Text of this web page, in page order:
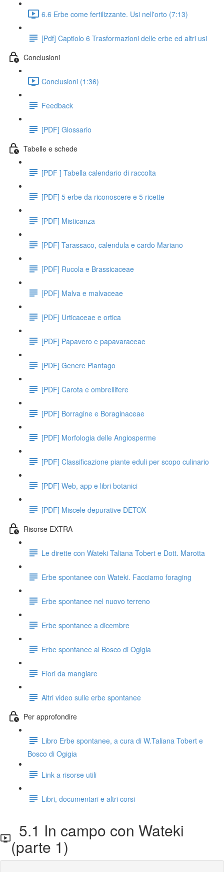
6.6 Erbe come fertilizzante. Usi nell'orto (7:13)
[Pdf] Captiolo 6 Trasformazioni delle erbe ed altri usi
Conclusioni
Conclusioni (1:36)
Feedback
[PDF] Glossario
Tabelle e schede
[PDF ] Tabella calendario di raccolta
[PDF] 5 erbe da riconoscere e 5 ricette
[PDF] Misticanza
[PDF] Tarassaco, calendula e cardo Mariano
[PDF] Rucola e Brassicaceae
[PDF] Malva e malvaceae
[PDF] Urticaceae e ortica
[PDF] Papavero e papavaraceae
[PDF] Genere Plantago
[PDF] Carota e ombrellifere
[PDF] Borragine e Boraginaceae
[PDF] Morfologia delle Angiosperme
[PDF] Classificazione piante eduli per scopo culinario
[PDF] Web, app e libri botanici
[PDF] Miscele depurative DETOX
Risorse EXTRA
Le dirette con Wateki Taliana Tobert e Dott. Marotta
Erbe spontanee con Wateki. Facciamo foraging
Erbe spontanee nel nuovo terreno
Erbe spontanee a dicembre
Erbe spontanee al Bosco di Ogigia
Fiori da mangiare
Altri video sulle erbe spontanee
Per approfondire
Libro Erbe spontanee, a cura di W.Taliana Tobert e
Bosco di Ogigia
Link a risorse utili
Libri, documentari e altri corsi
5.1 In campo con Wateki
(parte 1)